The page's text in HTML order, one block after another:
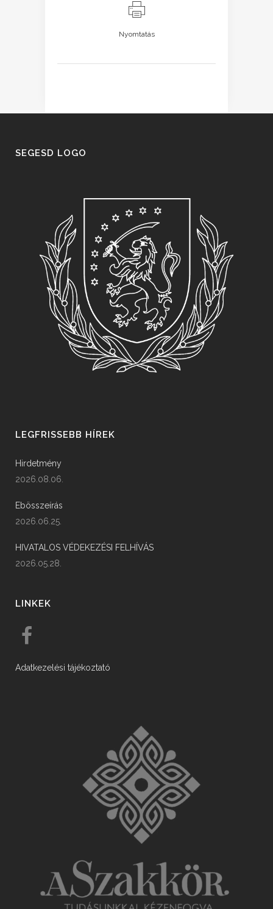
Nyomtatás
SEGESD LOGO
LEGFRISSEBB HÍREK
Hirdetmény
2026.08.06.
Ebösszeírás
2026.06.25.
HIVATALOS VÉDEKEZÉSI FELHÍVÁS
2026.05.28.
LINKEK
Adatkezelési tájékoztató